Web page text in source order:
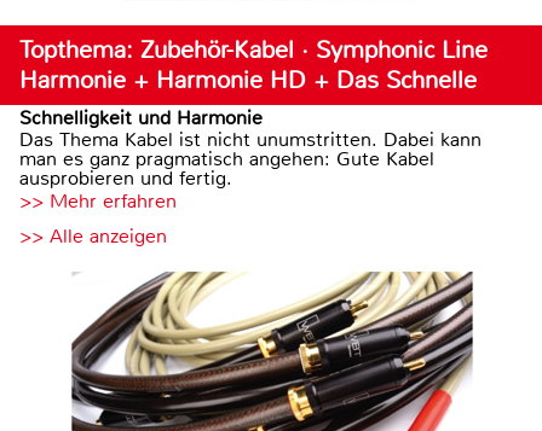
Topthema: Zubehör-Kabel · Symphonic Line
Harmonie + Harmonie HD + Das Schnelle
Schnelligkeit und Harmonie
Das Thema Kabel ist nicht unumstritten. Dabei kann
man es ganz pragmatisch angehen: Gute Kabel
ausprobieren und fertig.
>> Mehr erfahren
>> Alle anzeigen